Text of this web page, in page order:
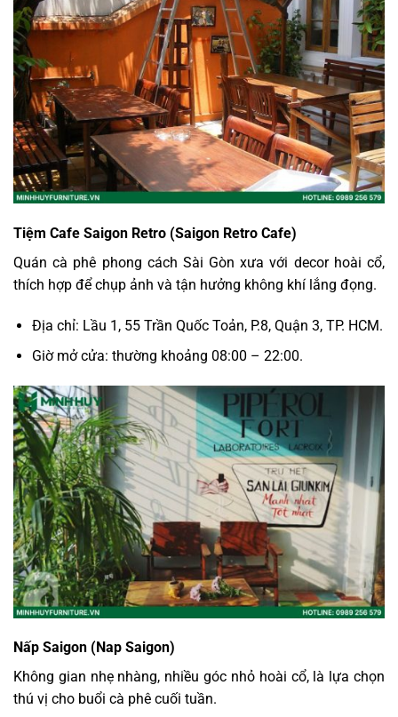
Tiệm Cafe Saigon Retro (Saigon Retro Cafe)
Quán cà phê phong cách Sài Gòn xưa với decor hoài cổ,
thích hợp để chụp ảnh và tận hưởng không khí lắng đọng.
Địa chỉ: Lầu 1, 55 Trần Quốc Toản, P.8, Quận 3, TP. HCM.
Giờ mở cửa: thường khoảng 08:00 – 22:00.
Nấp Saigon (Nap Saigon)
Không gian nhẹ nhàng, nhiều góc nhỏ hoài cổ, là lựa chọn
thú vị cho buổi cà phê cuối tuần.